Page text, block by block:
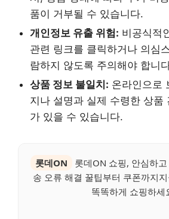
품이 거부될 수 있습니다.
개인정보 유출 위험: 비공식적
관련 링크를 클릭하거나 의심
람하지 않도록 주의해야 합니
상품 정보 불일치: 온라인으로
지나 설명과 실제 수령한 상품
가 있을 수 있습니다.
롯데ON
롯데ON 쇼핑, 안심하고
송 오류 해결 꿀팁부터 쿠폰까지
똑똑하게 쇼핑하세